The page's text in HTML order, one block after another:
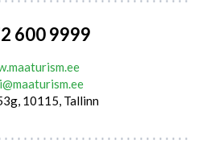
600 9999
10115, Tallinn